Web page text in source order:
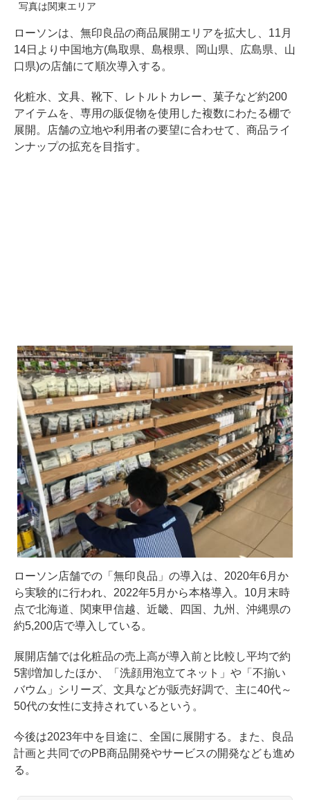
写真は関東エリア
ローソンは、無印良品の商品展開エリアを拡大し、11月
14日より中国地方(鳥取県、島根県、岡山県、広島県、山
口県)の店舗にて順次導入する。
化粧水、文具、靴下、レトルトカレー、菓子など約200
アイテムを、専用の販促物を使用した複数にわたる棚で
展開。店舗の立地や利用者の要望に合わせて、商品ライ
ンナップの拡充を目指す。
ローソン店舗での「無印良品」の導入は、2020年6月か
ら実験的に行われ、2022年5月から本格導入。10月末時
点で北海道、関東甲信越、近畿、四国、九州、沖縄県の
約5,200店で導入している。
展開店舗では化粧品の売上高が導入前と比較し平均で約
5割増加したほか、「洗顔用泡立てネット」や「不揃い
バウム」シリーズ、文具などが販売好調で、主に40代～
50代の女性に支持されているという。
今後は2023年中を目途に、全国に展開する。また、良品
計画と共同でのPB商品開発やサービスの開発なども進め
る。